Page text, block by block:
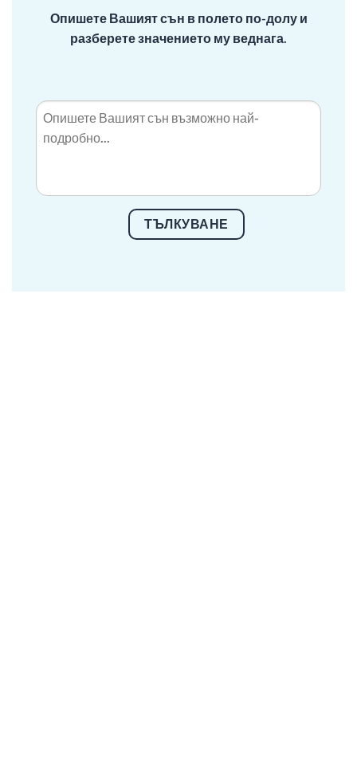
Опишете Вашият сън в полето по-долу и
разберете значението му веднага.
ТЪЛКУВАНЕ